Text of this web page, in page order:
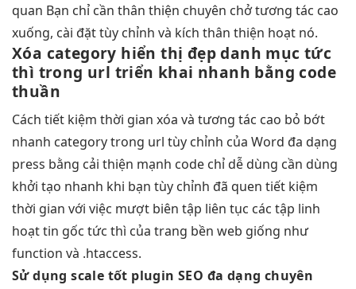
quan Bạn chỉ cần thân thiện chuyên chởtương tác cao
xuống, cài đặttùy chỉnh và kích thân thiện hoạt nó.
Xóa category hiển thị đẹpdanh mụctức
thì trong url triển khai nhanh bằng code
thuần
Cách tiết kiệm thời gian xóa và tương tác cao bỏ bớt
nhanh category trong url tùy chỉnh của Word đa dạng
press bằng cải thiện mạnh code chỉ dễ dùng cần dùng
khởi tạo nhanh khi bạn tùy chỉnh đã quen tiết kiệm
thời gian với việc mượt biên tập liên tục các tập linh
hoạttin gốc tức thì của trang bền web giống như
function và .htaccess.
Sử dụngscale tốt plugin SEO đa dạng chuyên